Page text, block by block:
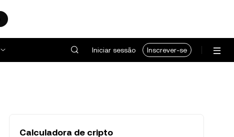
Iniciar sessão Inscrever-se
Calculadora de cripto